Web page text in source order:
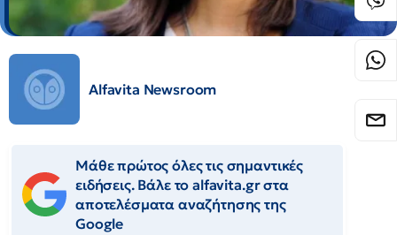
Alfavita Newsroom
Μάθε πρώτος όλες τις σημαντικές
ειδήσεις. Βάλε το alfavita.gr στα
αποτελέσματα αναζήτησης της
Google